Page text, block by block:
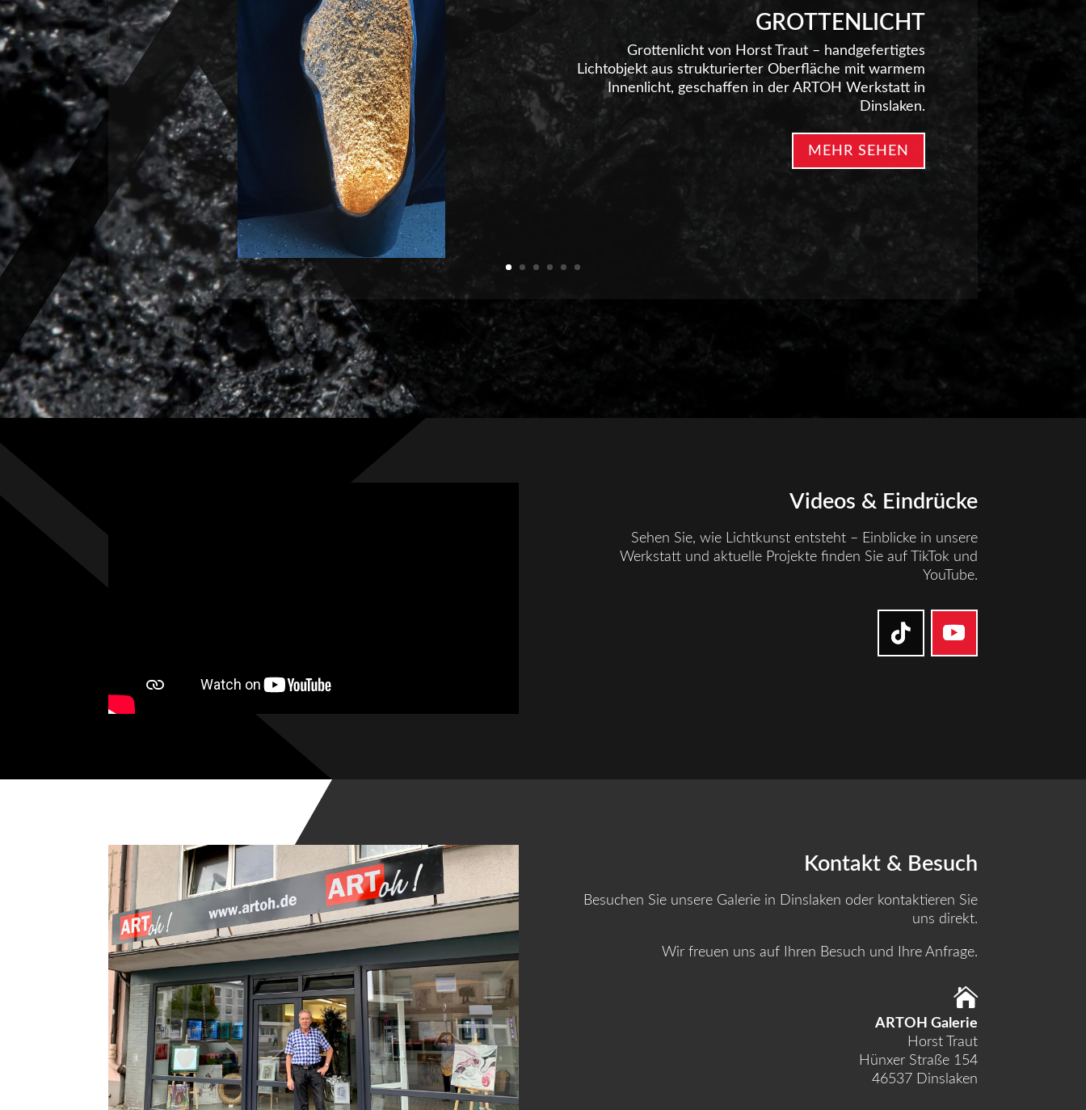
GROTTENLICHT
Grottenlicht von Horst Traut – handgefertigtes
Lichtobjekt aus strukturierter Oberfläche mit warmem
Innenlicht, geschaffen in der ARTOH Werkstatt in
Dinslaken.
MEHR SEHEN
Videos & Eindrücke
Sehen Sie, wie Lichtkunst entsteht – Einblicke in unsere
Werkstatt und aktuelle Projekte finden Sie auf TikTok und
YouTube.
Kontakt & Besuch
Besuchen Sie unsere Galerie in Dinslaken oder kontaktieren Sie
uns direkt.
Wir freuen uns auf Ihren Besuch und Ihre Anfrage.

ARTOH Galerie
Horst Traut
Hünxer Straße 154
46537 Dinslaken